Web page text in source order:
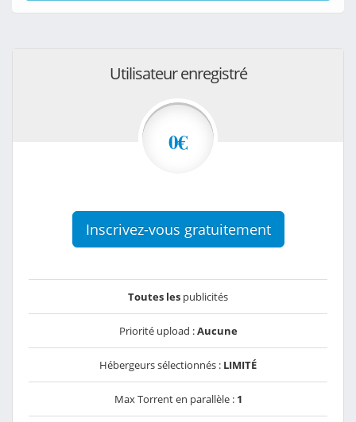
Utilisateur enregistré
0€
Inscrivez-vous gratuitement
Toutes les publicités
Priorité upload :Aucune
Hébergeurs sélectionnés : LIMITÉ
Max Torrent en parallèle : 1